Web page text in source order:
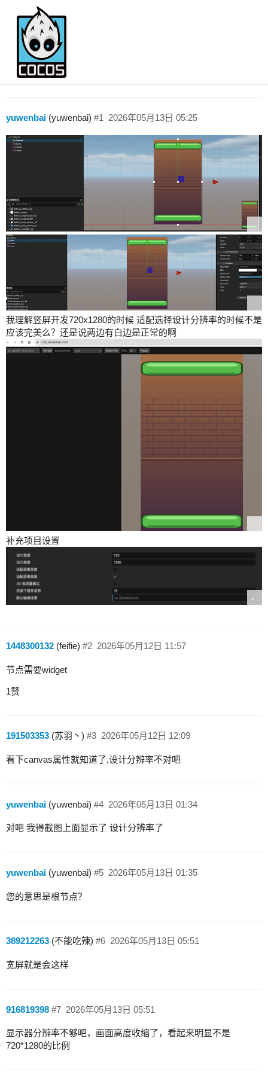
竖屏开发720x1280的时候 适配问题
Creator 3.x
yuwenbai (yuwenbai) 2026年05月13日 05:25
#1
我理解竖屏开发720x1280的时候 适配选择设计分辨率的时候不是
应该完美么？还是说两边有白边是正常的啊
补充项目设置
1448300132 (feifie) 2026年05月12日 11:57
#2
节点需要widget
1赞
191503353 (苏羽丶) 2026年05月12日 12:09
#3
看下canvas属性就知道了,设计分辨率不对吧
yuwenbai (yuwenbai) 2026年05月13日 01:34
#4
对吧 我得截图上面显示了 设计分辨率了
yuwenbai (yuwenbai) 2026年05月13日 01:35
#5
您的意思是根节点？
389212263 (不能吃辣) 2026年05月13日 05:51
#6
宽屏就是会这样
916819398 2026年05月13日 05:51
#7
显示器分辨率不够吧，画面高度收缩了，看起来明显不是
720*1280的比例